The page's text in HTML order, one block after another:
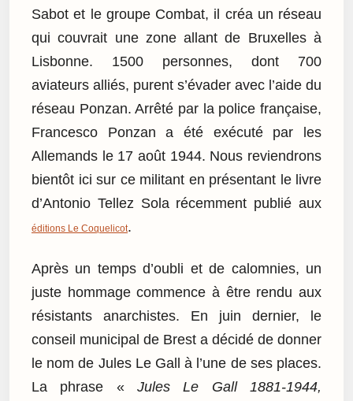
Sabot et le groupe Combat, il créa un réseau
qui couvrait une zone allant de Bruxelles à
Lisbonne. 1500 personnes, dont 700
aviateurs alliés, purent s’évader avec l’aide du
réseau Ponzan. Arrêté par la police française,
Francesco Ponzan a été exécuté par les
Allemands le 17 août 1944. Nous reviendrons
bientôt ici sur ce militant en présentant le livre
d’Antonio Tellez Sola récemment publié aux
éditions Le Coquelicot.
Après un temps d’oubli et de calomnies, un
juste hommage commence à être rendu aux
résistants anarchistes. En juin dernier, le
conseil municipal de Brest a décidé de donner
le nom de Jules Le Gall à l’une de ses places.
La phrase « Jules Le Gall 1881-1944,